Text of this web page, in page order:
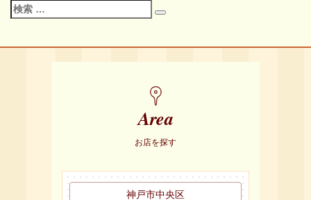
検
索
Area
お店を探す